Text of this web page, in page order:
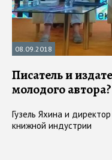
08.09.2018
Писатель и
молодого автора?
Гузель Яхина и
книжной индустрии